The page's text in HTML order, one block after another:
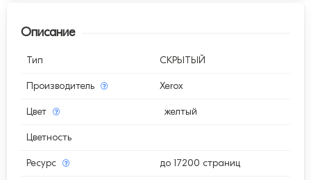
Описание
Тип СКРЫТЫЙ
Производитель Xerox
Цвет желтый
Цветность
Ресурс до 17200 страниц